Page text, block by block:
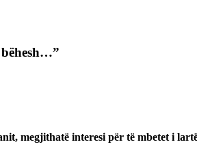
megjithatë interesi për të mbetet i